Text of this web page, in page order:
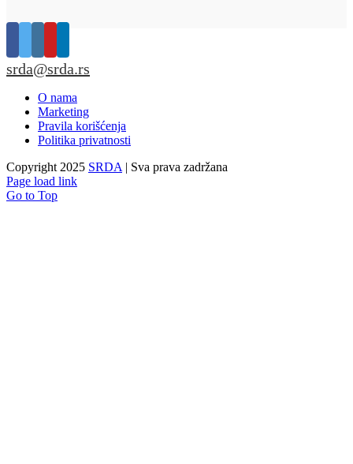
srda@srda.rs
O nama
Marketing
Pravila korišćenja
Politika privatnosti
Copyright 2025 SRDA | Sva prava zadržana
Page load link
Go to Top